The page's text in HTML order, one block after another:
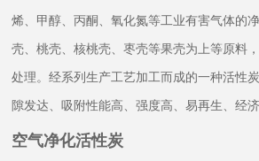
烯、甲醇、丙酮、氧化氮等工业有害气体的
壳、桃壳、核桃壳、枣壳等果壳为上等原料
处理。经系列生产工艺加工而成的一种活性
隙发达、吸附性能高、强度高、易再生、经济
空气净化活性炭